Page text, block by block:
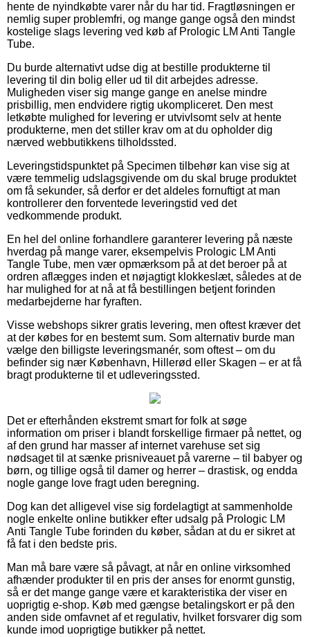
hente de nyindkøbte varer når du har tid. Fragtløsningen er
nemlig super problemfri, og mange gange også den mindst
kostelige slags levering ved køb af Prologic LM Anti Tangle
Tube.
Du burde alternativt udse dig at bestille produkterne til
levering til din bolig eller ud til dit arbejdes adresse.
Muligheden viser sig mange gange en anelse mindre
prisbillig, men endvidere rigtig ukompliceret. Den mest
letkøbte mulighed for levering er utvivlsomt selv at hente
produkterne, men det stiller krav om at du opholder dig
nærved webbutikkens tilholdssted.
Leveringstidspunktet på Specimen tilbehør kan vise sig at
være temmelig udslagsgivende om du skal bruge produktet
om få sekunder, så derfor er det aldeles fornuftigt at man
kontrollerer den forventede leveringstid ved det
vedkommende produkt.
En hel del online forhandlere garanterer levering på næste
hverdag på mange varer, eksempelvis Prologic LM Anti
Tangle Tube, men vær opmærksom på at det beroer på at
ordren aflægges inden et nøjagtigt klokkeslæt, således at de
har mulighed for at nå at få bestillingen betjent forinden
medarbejderne har fyraften.
Visse webshops sikrer gratis levering, men oftest kræver det
at der købes for en bestemt sum. Som alternativ burde man
vælge den billigste leveringsmanér, som oftest – om du
befinder sig nær København, Hillerød eller Skagen – er at få
bragt produkterne til et udleveringssted.
Det er efterhånden ekstremt smart for folk at søge
information om priser i blandt forskellige firmaer på nettet, og
af den grund har masser af internet varehuse set sig
nødsaget til at sænke prisniveauet på varerne – til babyer og
børn, og tillige også til damer og herrer – drastisk, og endda
nogle gange love fragt uden beregning.
Dog kan det alligevel vise sig fordelagtigt at sammenholde
nogle enkelte online butikker efter udsalg på Prologic LM
Anti Tangle Tube forinden du køber, sådan at du er sikret at
få fat i den bedste pris.
Man må bare være så påvagt, at når en online virksomhed
afhænder produkter til en pris der anses for enormt gunstig,
så er det mange gange være et karakteristika der viser en
uoprigtig e-shop. Køb med gængse betalingskort er på den
anden side omfavnet af et regulativ, hvilket forsvarer dig som
kunde imod uoprigtige butikker på nettet.